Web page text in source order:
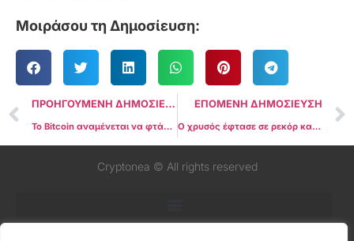
Μοιράσου τη Δημοσίευση:
ΠΡΟΗΓΟΥΜΕΝΗ ΔΗΜΟΣΙΕΥΣΗ
Το Bitcoin αναμένεται να φτάσει τα $200.000 μέχρι τα τέλη του 2025, χωρίς να επηρεάζεται από τα αποτελέσματα των εκλογών
ΕΠΟΜΕΝΗ ΔΗΜΟΣΙΕΥΣΗ
Ο χρυσός έφτασε σε ρεκόρ καθώς το Bitcoin ξεπέρασε τα 64 χιλιάδες δολάρια το ράλι Σεπτεμβρίου
Cryptonea © All rights reserved